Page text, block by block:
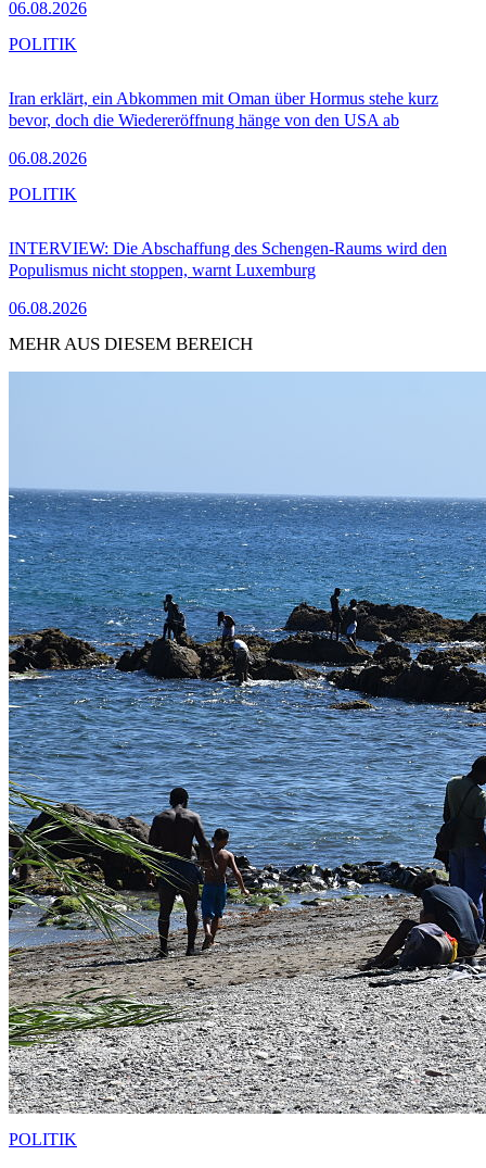
06.08.2026
Iran erklärt, ein Abkommen mit Oman über Hormus stehe kurz
bevor, doch die Wiedereröffnung hänge von den USA ab
06.08.2026
POLITIK
INTERVIEW: Die Abschaffung des Schengen-Raums wird den
Populismus nicht stoppen, warnt Luxemburg
06.08.2026
POLITIK
MEHR AUS DIESEM BEREICH
POLITIK